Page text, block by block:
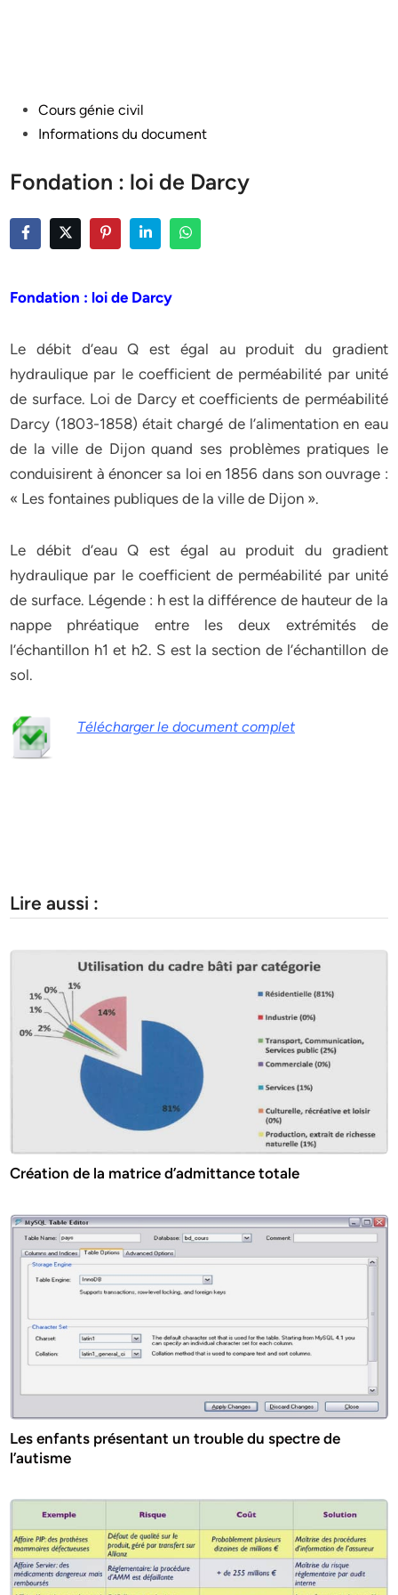
PostedCours génie civil
Informations du document
Fondation : loi de Darcy
Fondation : loi de Darcy
Le débit d’eau Q est égal au produit du gradient
hydraulique par le coefficient de perméabilité par unité
de surface. Loi de Darcy et coefficients de perméabilité
Darcy (1803-1858) était chargé de l’alimentation en eau
de la ville de Dijon quand ses problèmes pratiques le
conduisirent à énoncer sa loi en 1856 dans son ouvrage :
« Les fontaines publiques de la ville de Dijon ».
Le débit d’eau Q est égal au produit du gradient
hydraulique par le coefficient de perméabilité par unité
de surface. Légende : h est la différence de hauteur de la
nappe phréatique entre les deux extrémités de
l’échantillon h1 et h2. S est la section de l’échantillon de
sol.
Télécharger le document complet
Lire aussi :
Création de la matrice d’admittance totale
Les enfants présentant un trouble du spectre de
l’autisme